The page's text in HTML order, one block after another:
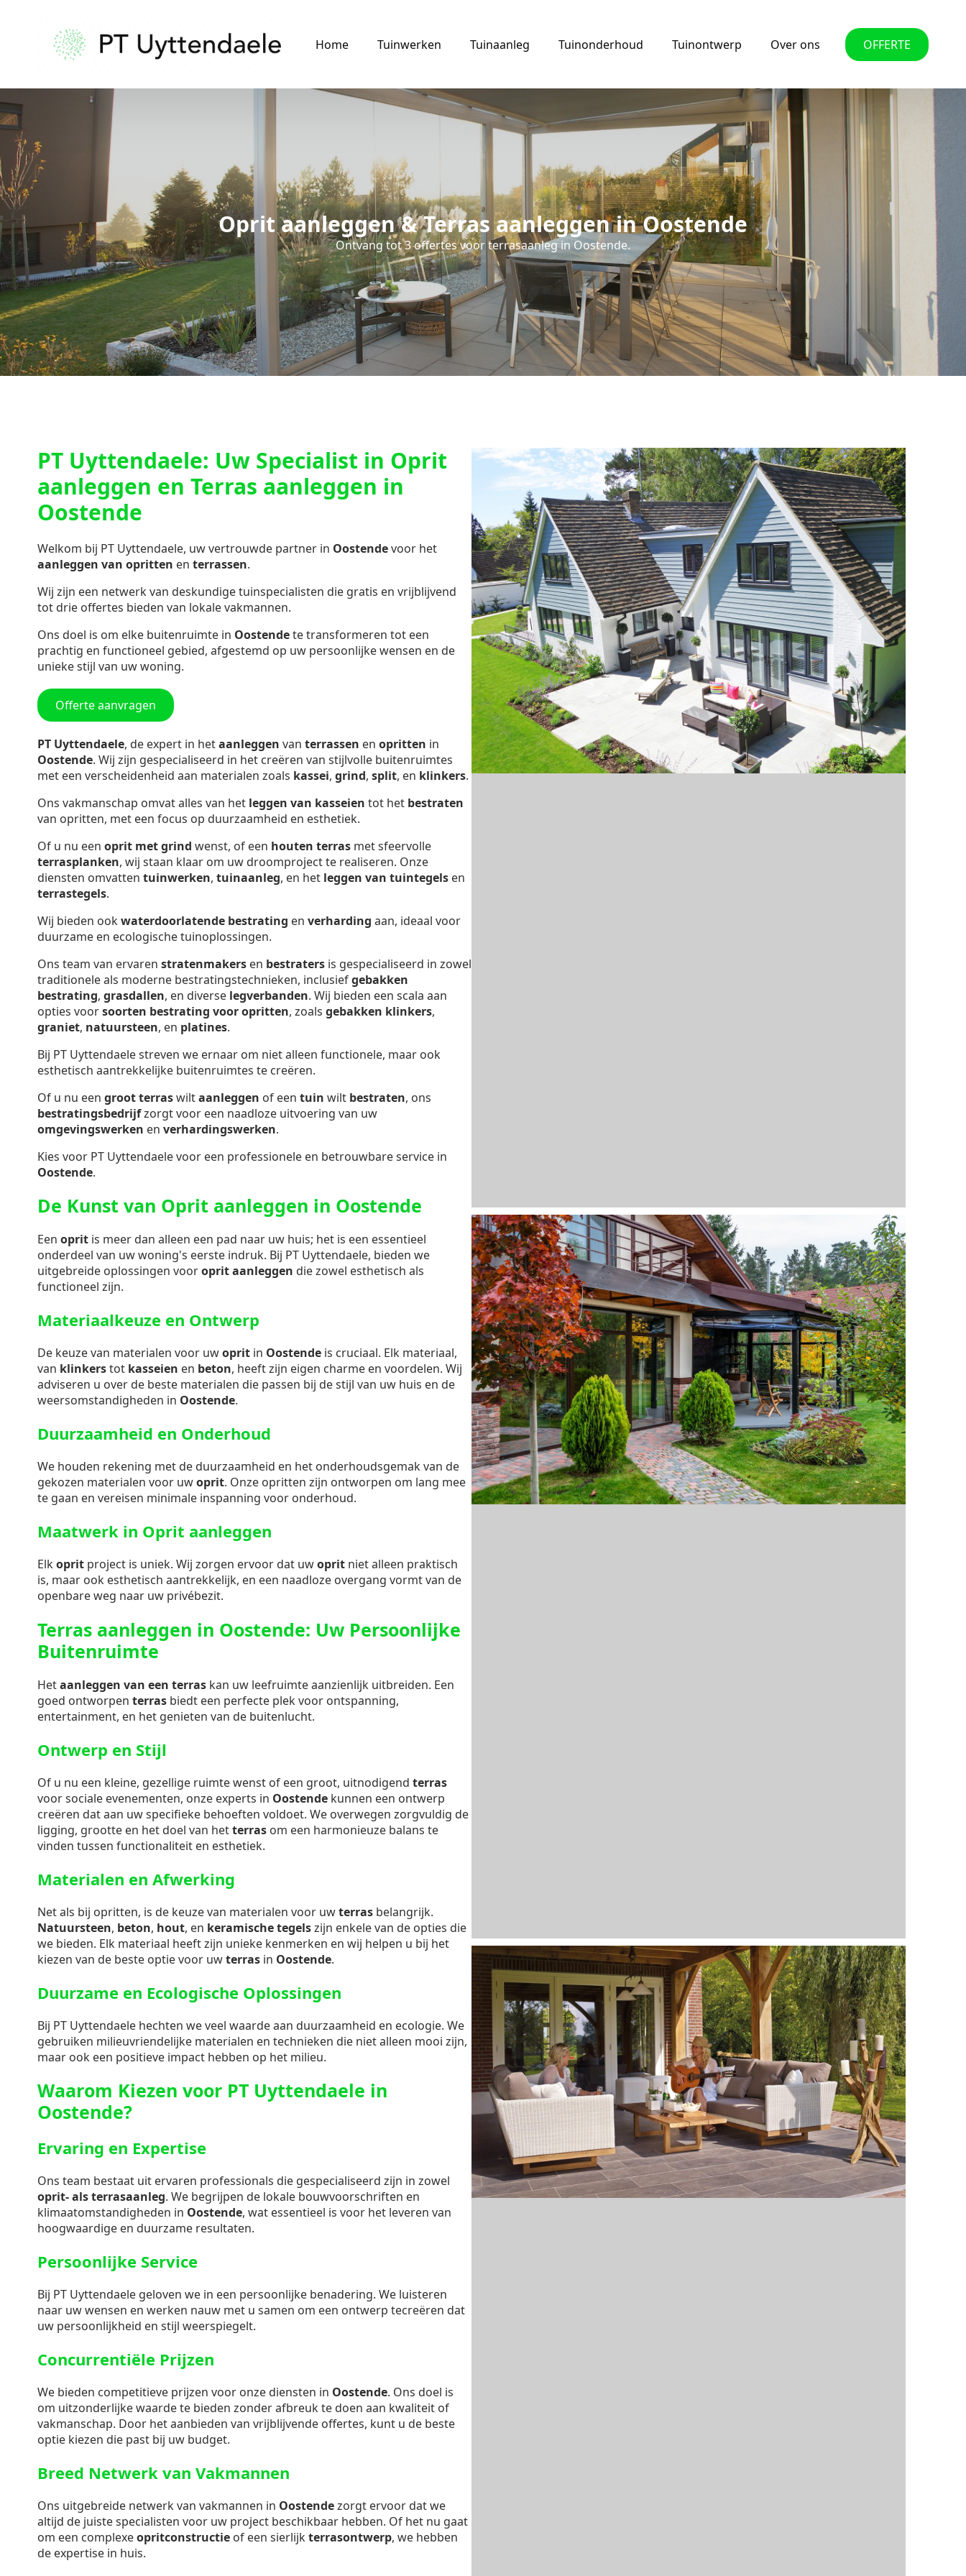
Home Tuinwerken Tuinaanleg Tuinonderhoud Tuinontwerp Over ons OFFERTE
Oprit aanleggen & Terras aanleggen in Oostende
Ontvang tot 3 offertes voor terrasaanleg in Oostende.
PT Uyttendaele: Uw Specialist in Oprit
aanleggen en Terras aanleggen in
Oostende
Welkom bij PT Uyttendaele, uw vertrouwde partner in Oostendevoor het
aanleggen van opritten en terrassen.
Wij zijn een netwerk van deskundige tuinspecialisten die gratis en vrijblijvend
tot drie offertes bieden van lokale vakmannen.
Ons doel is om elke buitenruimte in Oostendete transformeren tot een
prachtig en functioneel gebied, afgestemd op uw persoonlijke wensen en de
unieke stijl van uw woning.
Offerte aanvragen
PT Uyttendaele, de expert in hetaanleggen van terrassen en opritten in
Oostende. Wij zijn gespecialiseerd in het creëren van stijlvolle buitenruimtes
met een verscheidenheid aan materialen zoals kassei, grind, split, en klinkers.
Ons vakmanschap omvat alles van het leggen van kasseien tot het bestraten
van opritten, met een focus op duurzaamheid en esthetiek.
Of u nu een oprit met grind wenst, of een houten terras met sfeervolle
terrasplanken, wij staan klaar om uw droomproject te realiseren. Onze
diensten omvatten tuinwerken, tuinaanleg, en het leggen van tuintegels en
terrastegels.
Wij bieden ookwaterdoorlatende bestrating en verharding aan, ideaal voor
duurzame en ecologische tuinoplossingen.
Ons team van ervaren stratenmakers en bestraters is gespecialiseerd in zowel
traditionele als moderne bestratingstechnieken, inclusiefgebakken
bestrating, grasdallen, en diverse legverbanden. Wij bieden een scala aan
opties voorsoorten bestrating voor opritten, zoals gebakken klinkers,
graniet, natuursteen, en platines.
Bij PT Uyttendaele streven we ernaar om niet alleen functionele, maar ook
esthetisch aantrekkelijke buitenruimtes te creëren.
Of u nu een groot terraswiltaanleggen of een tuin wilt bestraten, ons
bestratingsbedrijfzorgt voor een naadloze uitvoering van uw
omgevingswerken en verhardingswerken.
Kies voor PT Uyttendaele voor een professionele en betrouwbare service in
Oostende.
De Kunst van Oprit aanleggen in Oostende
Een oprit is meer dan alleen een pad naar uw huis; het is een essentieel
onderdeel van uw woning's eerste indruk. Bij PT Uyttendaele, bieden we
uitgebreide oplossingen vooroprit aanleggen die zowel esthetisch als
functioneel zijn.
Materiaalkeuze en Ontwerp
De keuze van materialen voor uwoprit in Oostende is cruciaal. Elk materiaal,
van klinkerstot kasseien en beton, heeft zijn eigen charme en voordelen. Wij
adviseren u over de beste materialen die passen bij de stijl van uw huis en de
weersomstandigheden in Oostende.
Duurzaamheid en Onderhoud
We houden rekening met de duurzaamheid en het onderhoudsgemak van de
gekozen materialen voor uwoprit. Onze opritten zijn ontworpen om lang mee
te gaan en vereisen minimale inspanning voor onderhoud.
Maatwerk in Oprit aanleggen
Elkoprit project is uniek. Wij zorgen ervoor dat uwoprit niet alleen praktisch
is, maar ook esthetisch aantrekkelijk, en een naadloze overgang vormt van de
openbare weg naar uw privébezit.
Terras aanleggen in Oostende: Uw Persoonlijke
Buitenruimte
Hetaanleggen van een terras kan uw leefruimte aanzienlijk uitbreiden. Een
goed ontworpen terras biedt een perfecte plek voor ontspanning,
entertainment, en het genieten van de buitenlucht.
Ontwerp en Stijl
Of u nu een kleine, gezellige ruimte wenst of een groot, uitnodigend terras
voor sociale evenementen, onze experts in Oostende kunnen een ontwerp
creëren dat aan uw specifieke behoeften voldoet. We overwegen zorgvuldig de
ligging, grootte en het doel van hetterras om een harmonieuze balans te
vinden tussen functionaliteit en esthetiek.
Materialen en Afwerking
Net als bij opritten, is de keuze van materialen voor uwterras belangrijk.
Natuursteen, beton, hout, en keramische tegelszijn enkele van de opties die
we bieden. Elk materiaal heeft zijn unieke kenmerken en wij helpen u bij het
kiezen van de beste optie voor uwterras in Oostende.
Duurzame en Ecologische Oplossingen
Bij PT Uyttendaele hechten we veel waarde aan duurzaamheid en ecologie. We
gebruiken milieuvriendelijke materialen en technieken die niet alleen mooi zijn,
maar ook een positieve impact hebben op het milieu.
Waarom Kiezen voor PT Uyttendaele in
Oostende?
Ervaring en Expertise
Ons team bestaat uit ervaren professionals die gespecialiseerd zijn in zowel
oprit- als terrasaanleg. We begrijpen de lokale bouwvoorschriften en
klimaatomstandigheden in Oostende, wat essentieel is voor het leveren van
hoogwaardige en duurzame resultaten.
Persoonlijke Service
Bij PT Uyttendaele geloven we in een persoonlijke benadering. We luisteren
naar uw wensen en werken nauw met u samen om een ontwerp tecreëren dat
uw persoonlijkheid en stijl weerspiegelt.
Concurrentiële Prijzen
We bieden competitieve prijzen voor onze diensten in Oostende. Ons doel is
om uitzonderlijke waarde te bieden zonder afbreuk te doen aan kwaliteit of
vakmanschap. Door het aanbieden van vrijblijvende offertes, kunt u de beste
optie kiezen die past bij uw budget.
Breed Netwerk van Vakmannen
Ons uitgebreide netwerk van vakmannen in Oostendezorgt ervoor dat we
altijd de juiste specialisten voor uw project beschikbaar hebben. Of het nu gaat
om een complexeopritconstructie of een sierlijkterrasontwerp, we hebben
de expertise in huis.